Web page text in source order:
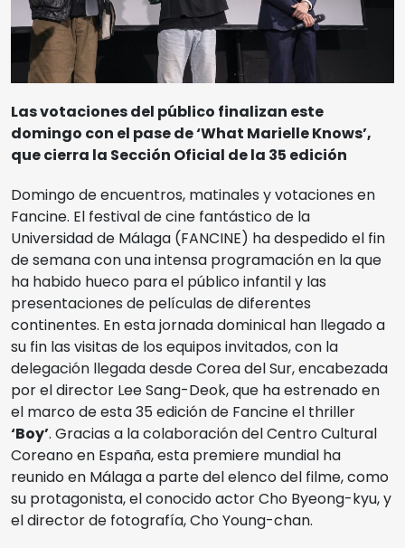
Sedes
Noviembre Fantasma
Ediciones Anteriores
Videos
MIFF
Reglamento
Entradas
Cine Albéniz
Salón de Actos E.T.S.I.
Facultad de Ciencias
Polo de Contenidos Digitales
Las votaciones del público finalizan este
domingo con el pase de ‘What Marielle Knows’,
que cierra la Sección Oficial de la 35 edición
Domingo de encuentros, matinales y votaciones en
Fancine. El festival de cine fantástico de la
Universidad de Málaga (FANCINE) ha despedido el fin
de semana con una intensa programación en la que
ha habido hueco para el público infantil y las
presentaciones de películas de diferentes
continentes. En esta jornada dominical han llegado a
su fin las visitas de los equipos invitados, con la
delegación llegada desde Corea del Sur, encabezada
por el director Lee Sang-Deok, que ha estrenado en
el marco de esta 35 edición de Fancine el thriller
‘Boy’. Gracias a la colaboración del Centro Cultural
Coreano en España, esta premiere mundial ha
reunido en Málaga a parte del elenco del filme, como
su protagonista, el conocido actor Cho Byeong-kyu, y
el director de fotografía, Cho Young-chan.